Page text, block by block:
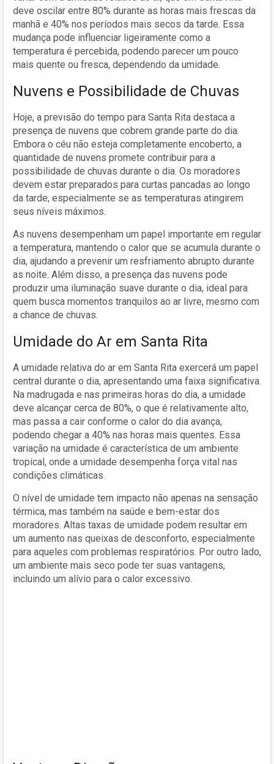
deve oscilar entre 80% durante as horas mais frescas da
manhã e 40% nos períodos mais secos da tarde. Essa
mudança pode influenciar ligeiramente como a
temperatura é percebida, podendo parecer um pouco
mais quente ou fresca, dependendo da umidade.
Nuvens e Possibilidade de Chuvas
Hoje, a previsão do tempo para Santa Rita destaca a
presença de nuvens que cobrem grande parte do dia.
Embora o céu não esteja completamente encoberto, a
quantidade de nuvens promete contribuir para a
possibilidade de chuvas durante o dia. Os moradores
devem estar preparados para curtas pancadas ao longo
da tarde, especialmente se as temperaturas atingirem
seus níveis máximos.
As nuvens desempenham um papel importante em regular
a temperatura, mantendo o calor que se acumula durante o
dia, ajudando a prevenir um resfriamento abrupto durante
as noite. Além disso, a presença das nuvens pode
produzir uma iluminação suave durante o dia, ideal para
quem busca momentos tranquilos ao ar livre, mesmo com
a chance de chuvas.
Umidade do Ar em Santa Rita
A umidade relativa do ar em Santa Rita exercerá um papel
central durante o dia, apresentando uma faixa significativa.
Na madrugada e nas primeiras horas do dia, a umidade
deve alcançar cerca de 80%, o que é relativamente alto,
mas passa a cair conforme o calor do dia avança,
podendo chegar a 40% nas horas mais quentes. Essa
variação na umidade é característica de um ambiente
tropical, onde a umidade desempenha força vital nas
condições climáticas.
O nível de umidade tem impacto não apenas na sensação
térmica, mas também na saúde e bem-estar dos
moradores. Altas taxas de umidade podem resultar em
um aumento nas queixas de desconforto, especialmente
para aqueles com problemas respiratórios. Por outro lado,
um ambiente mais seco pode ter suas vantagens,
incluindo um alívio para o calor excessivo.